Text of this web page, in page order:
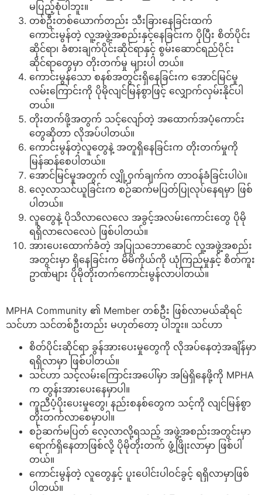
မပြည့်စုံပါဘူး။
တစ်ဦးတစ်ယောက်တည်း သီးခြားနေခြင်းထက်
ကောင်းမွန်တဲ့ လူ့အဖွဲ့အစည်းနှင့်နေခြင်းက ပိုပြီး စိတ်ပိုင်း
ဆိုင်ရာ၊ ခံစားချက်ပိုင်းဆိုင်ရာနှင့် စွမ်းဆောင်ရည်ပိုင်း
ဆိုင်ရာတွေမှာ တိုးတက်မှု များပါ တယ်။
ကောင်းမွန်သော စနစ်အတွင်းရှိနေခြင်းက အောင်မြင်မှု
လမ်းကြောင်းကို ပိုမိုလျင်မြန်စွာဖြင့် လျှောက်လှမ်းနိုင်ပါ
တယ်။
တိုးတက်ဖို့အတွက် သင့်လျော်တဲ့ အထောက်အပံ့ကောင်း
တွေဆိုတာ လိုအပ်ပါတယ်။
ကောင်းမွန်တဲ့လူတွေနဲ့ အတူရှိနေခြင်းက တိုးတက်မှုကို
မြန်ဆန်စေပါတယ်။
အောင်မြင်မှုအတွက် လျှို့ဝှက်ချက်က တာဝန်ခံခြင်းပါပဲ။
လေ့လာသင်ယူခြင်းက စဉ်ဆက်မပြတ်ပြုလုပ်နေရမှာ ဖြစ်
ပါတယ်။
လူတွေနဲ့ ပိုသိလာလေလေ အခွင့်အလမ်းကောင်းတွေ ပိုမို
ရရှိလာလေလေပဲ ဖြစ်ပါတယ်။
အားပေးထောက်ခံတဲ့ အပြုသဘောဆောင် လူ့အဖွဲ့အစည်း
အတွင်းမှာ ရှိနေခြင်းက မိမိကိုယ်ကို ယုံကြည်မှုနှင့် စိတ်ကူး
ဥာဏ်များ ပိုမိုတိုးတက်ကောင်းမွန်လာပါတယ်။
MPHA Community ၏ Member တစ်ဦး ဖြစ်လာမယ်ဆိုရင်
သင်ဟာ သင်တစ်ဦးတည်း မဟုတ်တော့ ပါဘူး။ သင်ဟာ
စိတ်ပိုင်းဆိုင်ရာ ခွန်အားပေးမှုတွေကို လိုအပ်နေတဲ့အချိန်မှာ
ရရှိလာမှာ ဖြစ်ပါတယ်။
သင်ဟာ သင့်လမ်းကြောင်းအပေါ်မှာ အမြဲရှိနေဖို့ကို MPHA
က တွန်းအားပေးနေမှာပါ။
ကူညီပံ့ပိုးပေးမှုတွေ၊ နည်းစနစ်တွေက သင့်ကို လျင်မြန်စွာ
တိုးတက်လာစေမှာပါ။
စဉ်ဆက်မပြတ် လေ့လာလို့ရသည့် အဖွဲ့အစည်းအတွင်းမှာ
ရောက်ရှိနေတာဖြစ်လို့ ပိုမိုတိုးတက် ဖွံ့ဖြိုးလာမှာ ဖြစ်ပါ
တယ်။
ကောင်းမွန်တဲ့ လူတွေနှင့် ပူးပေါင်းပါဝင်ခွင့် ရရှိလာမှာဖြစ်
ပါတယ်။